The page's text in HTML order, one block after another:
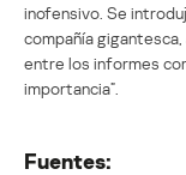
inofensivo. Se
compañía
entre los informes
importancia”.
Fuentes: